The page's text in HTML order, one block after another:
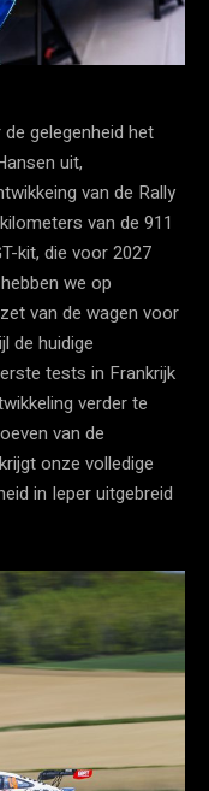
gelegenheid het
uit,
van de Rally
van de 911
kit, die voor 2027
we op
van de wagen voor
de huidige
tests in Frankrijk
verder te
van de
onze volledige
in Ieper uitgebreid